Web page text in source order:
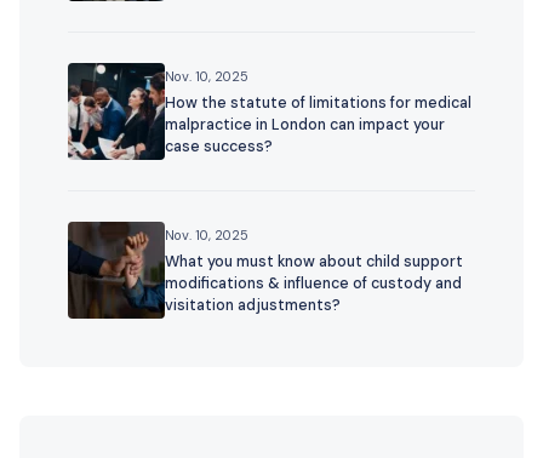
Nov. 10, 2025
How the statute of limitations for medical
malpractice in London can impact your
case success?
Nov. 10, 2025
What you must know about child support
modifications & influence of custody and
visitation adjustments?